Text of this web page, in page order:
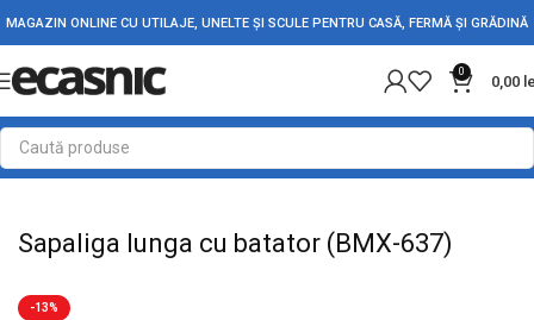
MAGAZIN ONLINE CU UTILAJE, UNELTE ȘI SCULE PENTRU CASĂ, FERMĂ ȘI GRĂDINĂ
0
0,00
Prima pagină Fără categorie
Sapaliga lunga cu batator (BMX-637)
-13%